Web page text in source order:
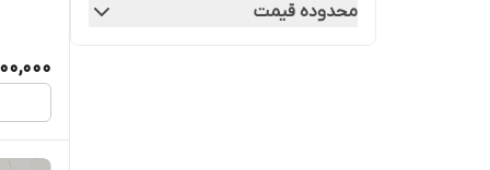
محدوده قیمت